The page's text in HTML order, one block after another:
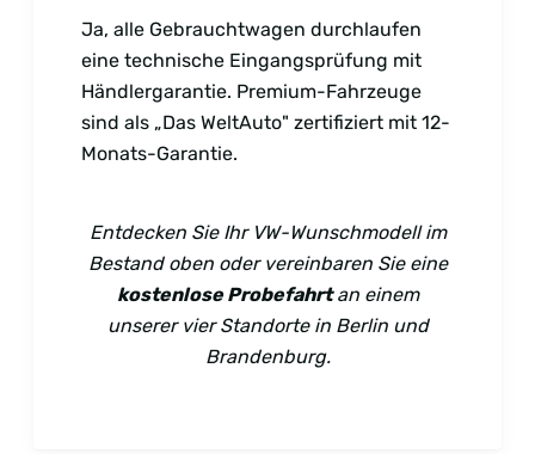
Ja, alle Gebrauchtwagen durchlaufen
eine technische Eingangsprüfung mit
Händlergarantie. Premium-Fahrzeuge
sind als „Das WeltAuto" zertifiziert mit 12-
Monats-Garantie.
Entdecken Sie Ihr VW-Wunschmodell im
Bestand oben oder vereinbaren Sie eine
kostenlose Probefahrtan einem
unserer vier Standorte in Berlin und
Brandenburg.